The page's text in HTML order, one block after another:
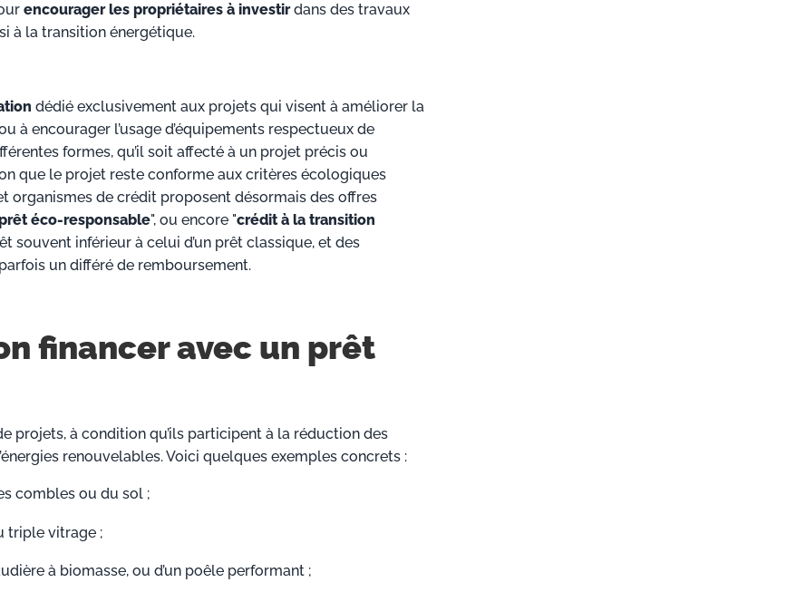
encourager les propriétaires à investirdans des travaux
à la transition énergétique.
dédié exclusivement aux projets qui visent à améliorer la
à encourager l’usage d’équipements respectueux de
formes, qu’il soit affecté à un projet précis ou
que le projet reste conforme aux critères écologiques
organismes de crédit proposent désormais des offres
éco-responsable", ou encore "crédit à la transition
souvent inférieur à celui d’un prêt classique, et des
un différé de remboursement.
financer avec un prêt
projets, à condition qu’ils participent à la réduction des
renouvelables. Voici quelques exemples concrets :
combles ou du sol ;
triple vitrage ;
à biomasse, ou d’un poêle performant ;